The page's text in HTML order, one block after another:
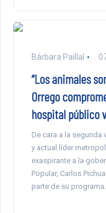
Bárbara Paillal
“Los animales
Orrego
hospital público
De cara a la
y actual líder
exaspirante a la
Popular, Carlos
parte de su programa.